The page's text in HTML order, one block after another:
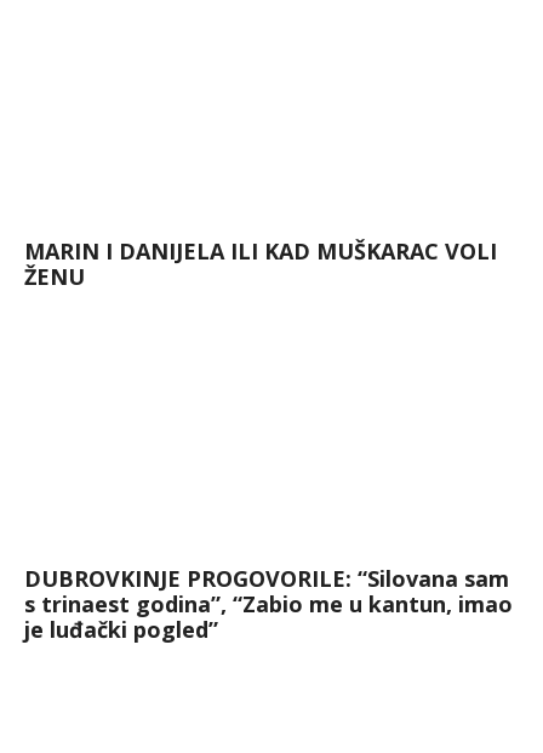
MARIN I DANIJELA ILI KAD MUŠKARAC VOLI
ŽENU
DUBROVKINJE PROGOVORILE: “Silovana sam
s trinaest godina”, “Zabio me u kantun, imao
je luđački pogled”